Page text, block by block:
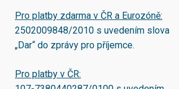
Pro platby zdarma v ČR a Eurozóně:
2502009848/2010 s uvedením slova
„Dar“ do zprávy pro příjemce.
Pro platby v ČR: